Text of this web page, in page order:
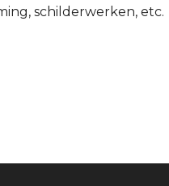
schilderwerken, etc.